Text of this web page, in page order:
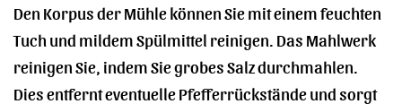
Den Korpus der Mühle können Sie mit einem feuchten
Tuch und mildem Spülmittel reinigen. Das Mahlwerk
reinigen Sie, indem Sie grobes Salz durchmahlen.
Dies entfernt eventuelle Pfefferrückstände und sorgt